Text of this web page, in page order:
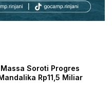
Massa Soroti Progres
Rp11,5 Miliar